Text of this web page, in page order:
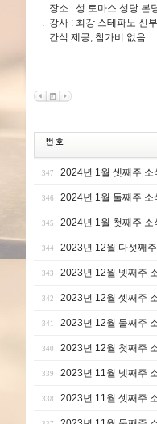
. 장소 : 성 토마스 성당 본
. 강사 : 최강 스테파노 신
. 간식 제공, 참가비 없음.
347 2024년 1월 셋째주 소
346 2024년 1월 둘째주 소
345 2024년 1월 첫째주 소
344 2023년 12월 다섯째
343 2023년 12월 넷째주
342 2023년 12월 셋째주
341 2023년 12월 둘째주
340 2023년 12월 첫째주
339 2023년 11월 넷째주
338 2023년 11월 셋째주